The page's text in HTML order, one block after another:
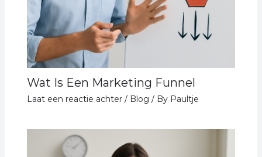
Wat Is Een Marketing Funnel
Laat een reactie achter / Blog / By Paultje